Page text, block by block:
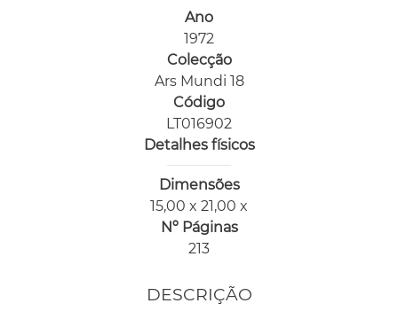
Ano
1972
Colecção
Ars Mundi 18
Código
LT016902
Detalhes físicos
Dimensões
15,00 x 21,00 x
Nº Páginas
213
DESCRIÇÃO